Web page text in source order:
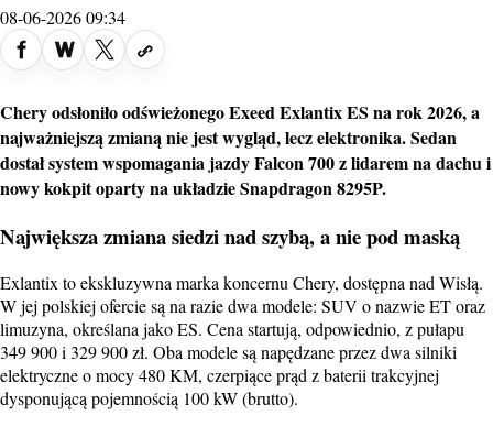
08-06-2026 09:34
Chery odsłoniło odświeżonego ExeedExlantix ES na rok 2026, a
najważniejszą zmianą nie jest wygląd, lecz elektronika. Sedan
dostał system wspomagania jazdy Falcon 700 z lidarem na dachu i
nowy kokpit oparty na układzie Snapdragon 8295P.
Największa zmiana siedzi nad szybą, a nie pod maską
Exlantix to ekskluzywna marka koncernu Chery, dostępna nad Wisłą.
W jej polskiej ofercie są na razie dwa modele: SUV o nazwie ET oraz
limuzyna, określana jako ES. Cena startują, odpowiednio, z pułapu
349 900 i 329 900 zł. Oba modele są napędzane przez dwa silniki
elektryczne o mocy 480 KM, czerpiące prąd z baterii trakcyjnej
dysponującą pojemnością 100 kW (brutto).